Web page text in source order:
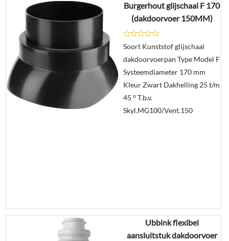
€66,07
€55,50
Details
In
winkelmand
Burgerhout glijschaal F 170
(dakdoorvoer 150MM)
Soort Kunststof glijschaal
dakdoorvoerpan Type Model F
Systeemdiameter 170 mm
Kleur Zwart Dakhelling 25 t/m
45 ° T.b.v.
Skyl.MG100/Vent.150
€25,31
€15,80
Ubbink flexibel
aansluitstuk dakdoorvoer